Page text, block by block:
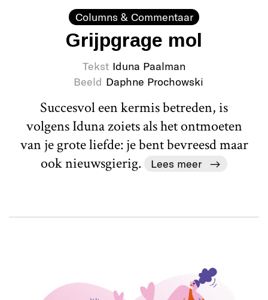
Columns & Commentaar
Grijpgrage mol
Tekst Iduna Paalman
Beeld Daphne Prochowski
Succesvol een kermis betreden, is
volgens Iduna zoiets als het ontmoeten
van je grote liefde: je bent bevreesd maar
ook nieuwsgierig.
Lees meer